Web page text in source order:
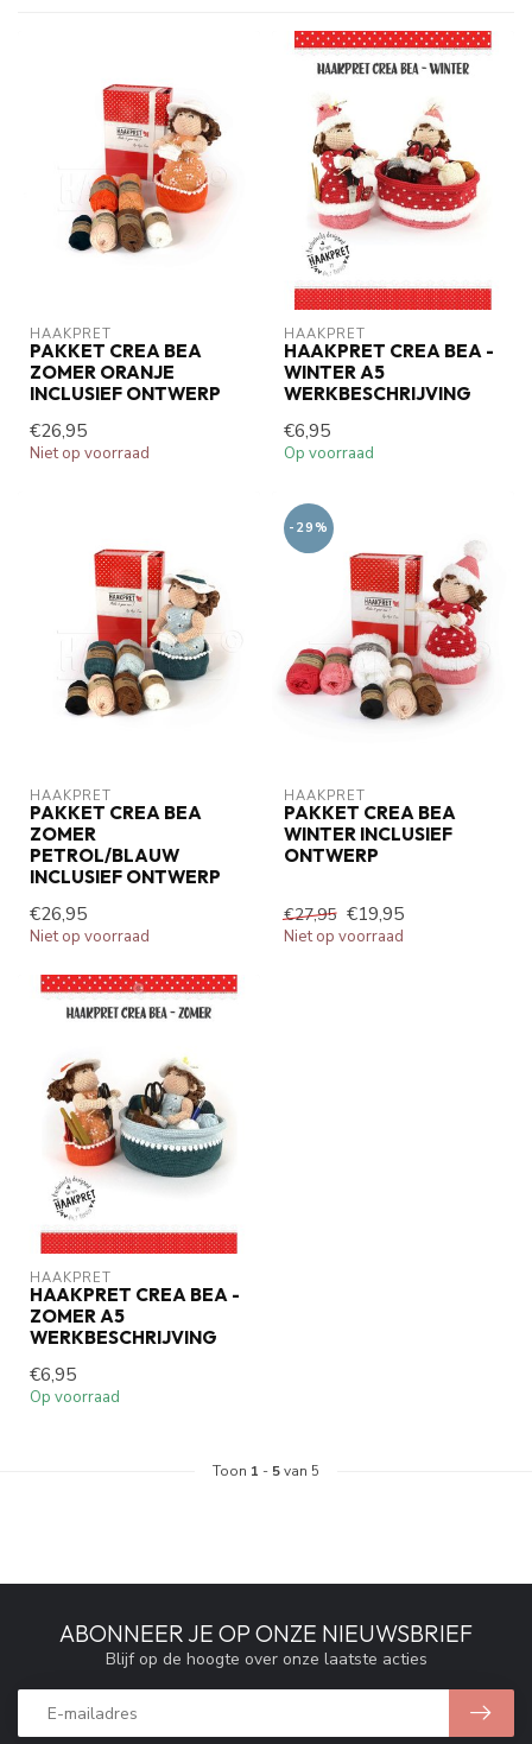
HAAKPRET
PAKKET CREA BEA
ZOMER ORANJE
INCLUSIEF ONTWERP
€26,95
Niet op voorraad
HAAKPRET
HAAKPRET CREA BEA -
WINTER A5
WERKBESCHRIJVING
€6,95
Op voorraad
HAAKPRET
PAKKET CREA BEA
ZOMER
PETROL/BLAUW
INCLUSIEF ONTWERP
€26,95
Niet op voorraad
-29%
HAAKPRET
PAKKET CREA BEA
WINTER INCLUSIEF
ONTWERP
€27,95 €19,95
Niet op voorraad
HAAKPRET
HAAKPRET CREA BEA -
ZOMER A5
WERKBESCHRIJVING
€6,95
Op voorraad
Toon 1 - 5van 5
ABONNEER JE OP ONZE NIEUWSBRIEF
Blijf op de hoogte over onze laatste acties